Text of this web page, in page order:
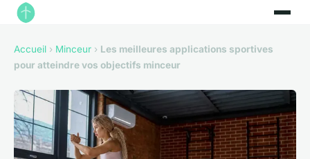
Accueil › Minceur › Les meilleures applications sportives
pour atteindre vos objectifs minceur